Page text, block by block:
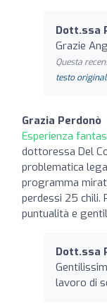
Dott.ssa
Grazie
Questa
testo
Grazia Perdonò
Esperienza
dottoressa Del
problematica
programma
perdessi 25 chili.
puntualità e
Dott.ssa
lavoro di